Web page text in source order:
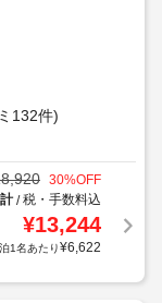
132件)
30%OFF
/税・手数料込
¥13,244
1名あたり¥6,622